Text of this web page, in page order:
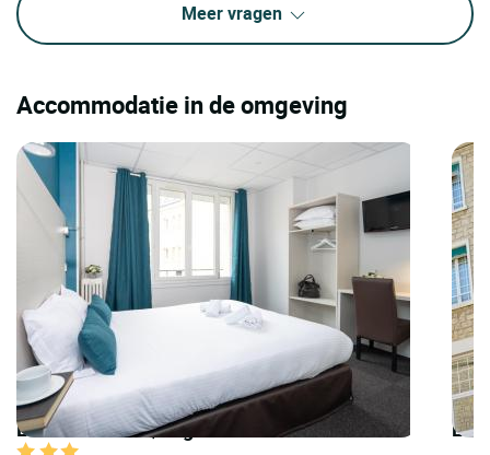
Meer vragen
Accommodatie in de omgeving
LOGIS HOTELS | Logis Hôtel du Château